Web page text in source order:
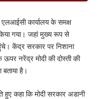
कार्यालय के समक्ष
किया गया। जहां मुख्य रूप से
केंद्र सरकार पर निशाना
नरेंद्र मोदी की दोस्ती की
है।
कहा कि मोदी सरकार अडानी